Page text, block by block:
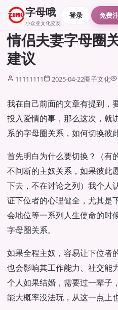
字母哦
小众亚文化交友
登录 免费
情侣夫妻字母圈
建议
11111111 2025-04-22圈子文化
我在自己前面的文章有提到，
投入爱情的事，那么这次，就
系的字母圈关系，如何切换彼
首先明白为什么要切换？（有
不间断的主奴关系，如果彼此
下去，不在讨论之列）我个人
证下位者的心理健全，尤其是
会地位等一系列人生使命的时
字母圈关系。
如果全程主奴，容易让下位者
也会影响其工作能力、社交能
个人如果结婚，需要过一辈子
能大概率没法玩，从这一点上